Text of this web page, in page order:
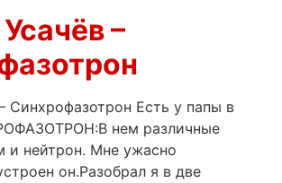
–
Синхрофазотрон Есть у папы в
нем различные
нейтрон. Мне ужасно
он.Разобрал я в две